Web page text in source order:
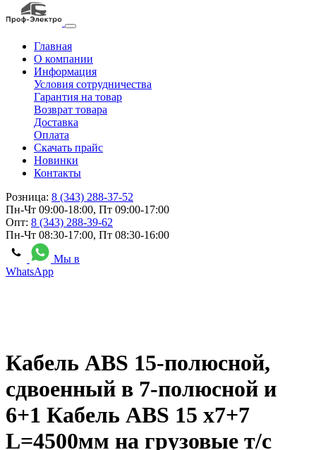
Главная
О компании
Информация
Условия сотрудничества
Гарантия на товар
Возврат товара
Доставка
Оплата
Скачать прайс
Новинки
Контакты
Розница: 8 (343) 288-37-52
Пн-Чт 09:00-18:00, Пт 09:00-17:00
Опт: 8 (343) 288-39-62
Пн-Чт 08:30-17:00, Пт 08:30-16:00
Мы в
WhatsApp
Кабель ABS 15-полюсной,
сдвоенный в 7-полюсной и
6+1 Кабель ABS 15 х7+7
L=4500мм на грузовые т/с